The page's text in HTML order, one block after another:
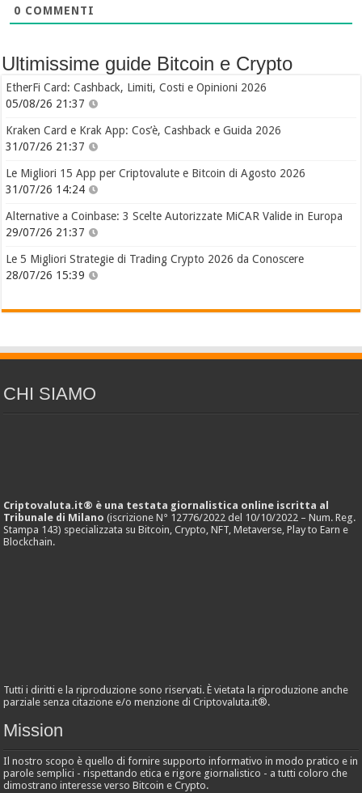
0 COMMENTI
Ultimissime guide Bitcoin e Crypto
EtherFi Card: Cashback, Limiti, Costi e Opinioni 2026
05/08/26 21:37
Kraken Card e Krak App: Cos’è, Cashback e Guida 2026
31/07/26 21:37
Le Migliori 15 App per Criptovalute e Bitcoin di Agosto 2026
31/07/26 14:24
Alternative a Coinbase: 3 Scelte Autorizzate MiCAR Valide in Europa
29/07/26 21:37
Le 5 Migliori Strategie di Trading Crypto 2026 da Conoscere
28/07/26 15:39
CHI SIAMO
Criptovaluta.it® è una testata giornalistica online iscritta al
Tribunale di Milano (iscrizione N° 12776/2022 del 10/10/2022 – Num. Reg.
Stampa 143) specializzata su Bitcoin, Crypto, NFT, Metaverse, Play to Earn e
Blockchain.
Tutti i diritti e la riproduzione sono riservati. È vietata la riproduzione anche
parziale senza citazione e/o menzione di Criptovaluta.it®.
Mission
Il nostro scopo è quello di fornire supporto informativo in modo pratico e in
parole semplici - rispettando etica e rigore giornalistico - a tutti coloro che
dimostrano interesse verso Bitcoin e Crypto.